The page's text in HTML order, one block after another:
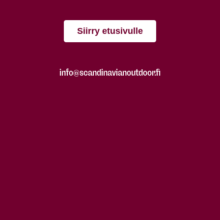
Siirry etusivulle
info@scandinavianoutdoor.fi